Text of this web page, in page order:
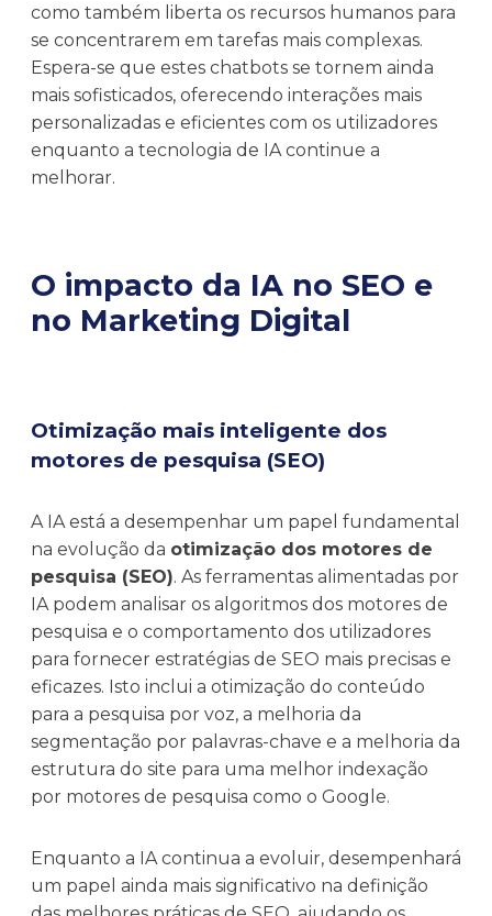
como também liberta os recursos humanos para
se concentrarem em tarefas mais complexas.
Espera-se que estes chatbots se tornem ainda
mais sofisticados, oferecendo interações mais
personalizadas e eficientes com os utilizadores
enquanto a tecnologia de IA continue a
melhorar.
O impacto da IA no SEO e
no Marketing Digital
Otimização mais inteligente dos
motores de pesquisa (SEO)
A IA está a desempenhar um papel fundamental
na evolução da otimização dos motores de
pesquisa (SEO). As ferramentas alimentadas por
IA podem analisar os algoritmos dos motores de
pesquisa e o comportamento dos utilizadores
para fornecer estratégias de SEO mais precisas e
eficazes. Isto inclui a otimização do conteúdo
para a pesquisa por voz, a melhoria da
segmentação por palavras-chave e a melhoria da
estrutura do site para uma melhor indexação
por motores de pesquisa como o Google.
Enquanto a IA continua a evoluir, desempenhará
um papel ainda mais significativo na definição